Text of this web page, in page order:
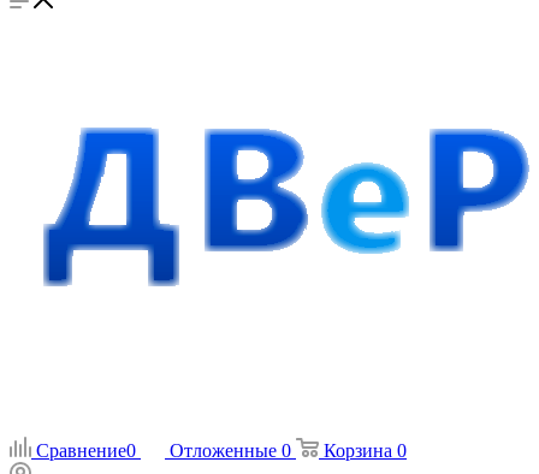
Сравнение0 Отложенные 0 Корзина 0